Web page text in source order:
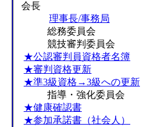
会長
理事長/事務局
総務委員会
競技審判委員会
★公認審判員資格者名簿
★審判資格更新
★準3級資格→3級への更新
指導・強化委員会
★健康確認書
★参加承諾書（社会人）